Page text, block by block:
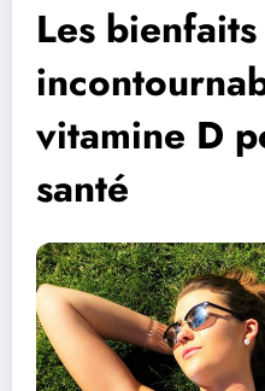
Les bienfaits
vitamine D
santé